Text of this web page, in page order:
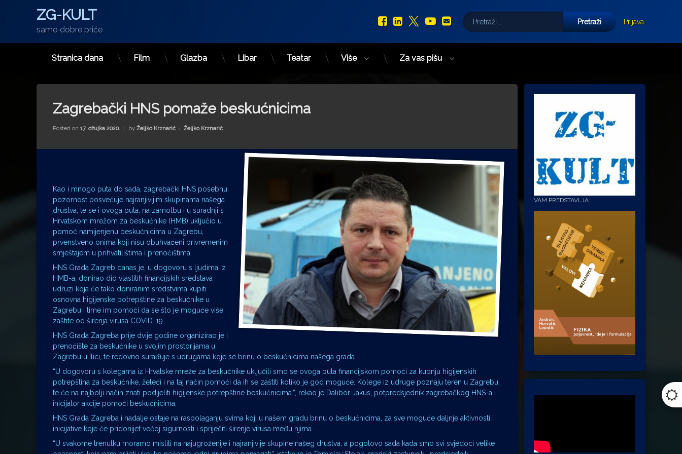
ZG-KULT
samo dobre priče
Facebook
LinkedIn
X.com
YouTube
E-mail
Pretraži:
Prijava
Stranica dana Film Glazba Libar Teatar Više Za vas pišu
Zagrebački HNS pomaže beskućnicima
Posted on 17. ožujka 2020. by Željko Krznarić Kategorije:
Željko Krznarić
Kao i mnogo puta do sada, zagrebački HNS posebnu
pozornost posvećuje najranjivijim skupinama našega
društva, te se i ovoga puta, na zamolbu i u suradnji s
Hrvatskom mrežom za beskućnike (HMB) uključio u
pomoć namijenjenu beskućnicima u Zagrebu,
prvenstveno onima koji nisu obuhvaćeni privremenim
smještajem u prihvatilištima i prenoćištima.
HNS Grada Zagreb danas je, u dogovoru s ljudima iz
HMB-a, donirao dio vlastitih financijskih sredstava
udruzi koja će tako doniranim sredstvima kupiti
osnovna higijenske potrepštine za beskućnike u
Zagrebu i time im pomoći da se što je moguće više
zaštite od širenja virusa COVID-19.
HNS Grada Zagreba prije dvije godine organizirao je i
prenoćište za beskućnike u svojim prostorijama u
Zagrebu u Ilici, te redovno surađuje s udrugama koje se brinu o beskućnicima našega grada
“U dogovoru s kolegama iz Hrvatske mreže za beskućnike uključili smo se ovoga puta financijskom pomoći za kupnju higijenskih
potrepština za beskućnike, želeći i na taj način pomoći da ih se zaštiti koliko je god moguće. Kolege iz udruge poznaju teren u Zagrebu,
te će na najbolji način znati podijeliti higijenske potrepštine beskućnicima.”, rekao je Dalibor Jakus, potpredsjednik zagrebačkog HNS-a i
inicijator akcije pomoći beskućnicima.
HNS Grada Zagreba i nadalje ostaje na raspolaganju svima koji u našem gradu brinu o beskućnicima, za sve moguće daljnje aktivnosti i
inicijative koje će pridonijet većoj sigurnosti i spriječiti širenje virusa među njima.
“U svakome trenutku moramo misliti na najugroženije i najranjivije skupine našeg društva, a pogotovo sada kada smo svi svjedoci velike
VAM PREDSTAVLJA :